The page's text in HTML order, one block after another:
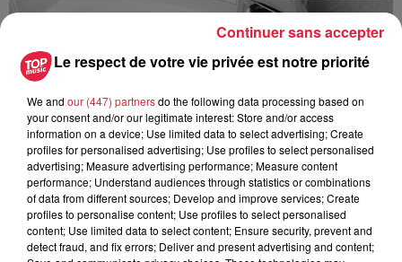
Le respect de votre vie privée est notre priorité
We and our (447) partnersdo the following data processing based on
your consent and/or our legitimate interest: Store and/or access
information on a device; Use limited data to select advertising; Create
profiles for personalised advertising; Use profiles to select personalised
advertising; Measure advertising performance; Measure content
performance; Understand audiences through statistics or combinations
of data from different sources; Develop and improve services; Create
profiles to personalise content; Use profiles to select personalised
content; Use limited data to select content; Ensure security, prevent and
detect fraud, and fix errors; Deliver and present advertising and content;
Continuer sans accepter